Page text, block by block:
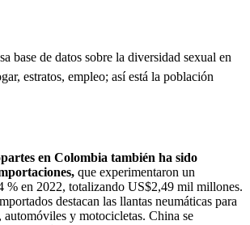
base de datos sobre la diversidad sexual en
estratos, empleo; así está la población
en Colombia también ha sido
que experimentaron un
% en 2022, totalizando US$2,49 mil millones.
destacan las llantas neumáticas para
automóviles y motocicletas. China se